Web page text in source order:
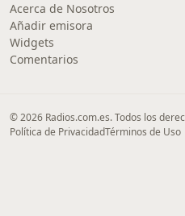
Acerca de Nosotros
Añadir emisora
Widgets
Comentarios
© 2026 Radios.com.es. Todos los
Política de PrivacidadTérminos de Uso